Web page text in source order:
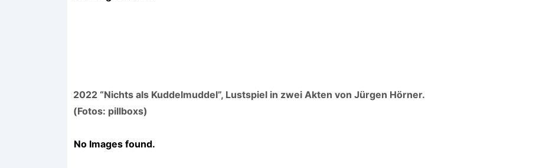
2022 “Nichts als Kuddelmuddel”, Lustspiel in zwei Akten von Jürgen Hörner.
(Fotos: pillboxs)
No Images found.